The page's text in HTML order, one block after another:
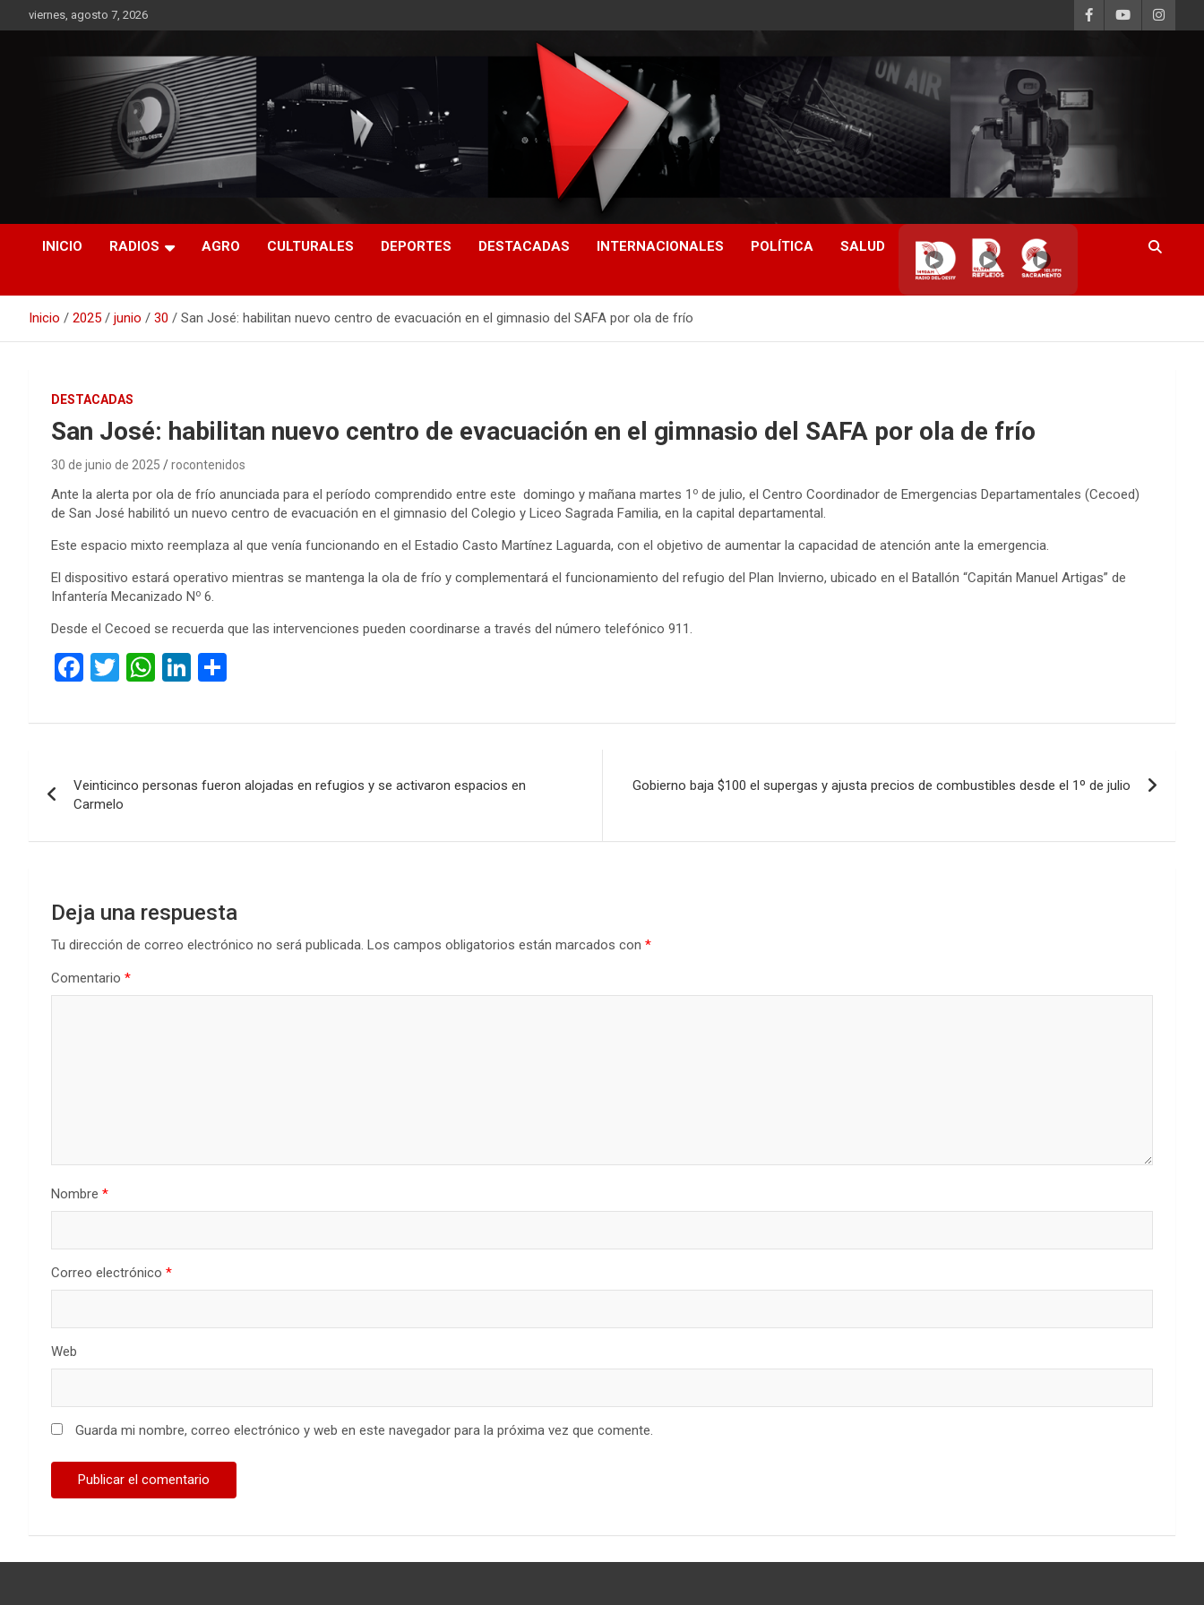
al
viernes, agosto 7, 2026
RO CONTENIDOS
INICIO RADIOS AGRO CULTURALES DEPORTES DESTACADAS INTERNACIONALES POLÍTICA SALUD
▶ ▶ ▶
Inicio 2025 junio 30 San José: habilitan nuevo centro de evacuación en el gimnasio del SAFA por ola de frío
DESTACADAS
San José: habilitan nuevo centro de evacuación en el gimnasio del SAFA por ola de frío
30 de junio de 2025 rocontenidos
Ante la alerta por ola de frío anunciada para el período comprendido entre este domingo y mañana martes 1 o de julio, el Centro Coordinador de Emergencias Departamentales (Cecoed)
de San José habilitó un nuevo centro de evacuación en el gimnasio del Colegio y Liceo Sagrada Familia, en la capital departamental.
Este espacio mixto reemplaza al que venía funcionando en el Estadio Casto Martínez Laguarda, con el objetivo de aumentar la capacidad de atención ante la emergencia.
El dispositivo estará operativo mientras se mantenga la ola de frío y complementará el funcionamiento del refugio del Plan Invierno, ubicado en el Batallón “Capitán Manuel Artigas” de
Infantería Mecanizado N o 6.
Desde el Cecoed se recuerda que las intervenciones pueden coordinarse a través del número telefónico 911.
F
ce
o
o
k
T
tt
W
at
A
p
Li
ke
n
m
ar
de
entradas
Veinticinco personas fueron alojadas en refugios y se activaron espacios en
Carmelo
Gobierno baja $100 el supergas y ajusta precios de combustibles desde el 1º de julio
Deja una respuesta
Tu dirección de correo electrónico no será publicada. Los campos obligatorios están marcados con *
Comentario *
Nombre *
Correo electrónico *
Web
Guarda mi nombre, correo electrónico y web en este navegador para la próxima vez que comente.